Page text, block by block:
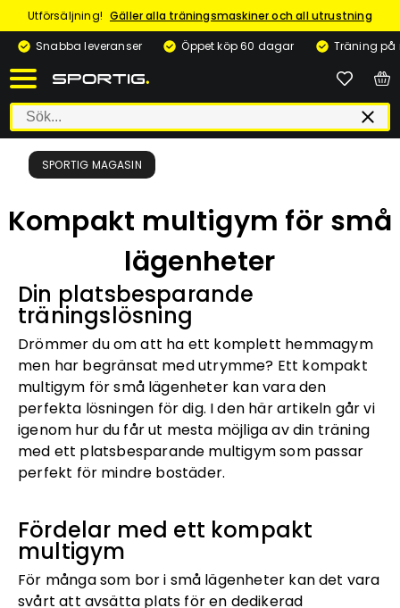
Utförsäljning! Gäller alla träningsmaskiner och all utrustning
Snabba leveranser
Öppet köp 60 dagar Träning på
SPORTIG MAGASIN
Kompakt multigym för små
lägenheter
Din platsbesparande
träningslösning
Drömmer du om att ha ett komplett hemmagym
men har begränsat med utrymme? Ett kompakt
multigym för små lägenheter kan vara den
perfekta lösningen för dig. I den här artikeln går vi
igenom hur du får ut mesta möjliga av din träning
med ett platsbesparande multigym som passar
perfekt för mindre bostäder.
Fördelar med ett kompakt
multigym
För många som bor i små lägenheter kan det vara
svårt att avsätta plats för en dedikerad